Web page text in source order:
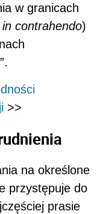
w granicach
contrahendo)
>>
na określone
przystępuje do
prasie